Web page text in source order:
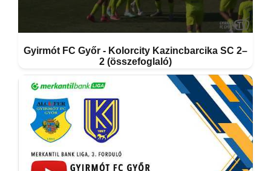
Gyirmót FC Győr - Kolorcity Kazincbarcika SC 2–
2 (összefoglaló)